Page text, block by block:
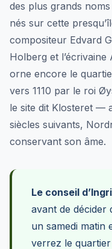
des plus grands
nés sur cette
compositeur Edvard
Holberg et
orne encore le
vers 1110 par le roi
le site dit Klosteret —
siècles suivants,
conservant son âme.
Le conseil
avant de décider
un samedi matin
verrez le